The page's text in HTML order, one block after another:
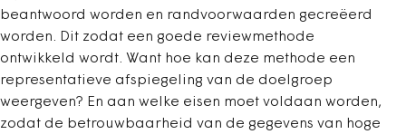
beantwoord worden en randvoorwaarden gecreëerd
worden. Dit zodat een goede reviewmethode
ontwikkeld wordt. Want hoe kan deze methode een
representatieve afspiegeling van de doelgroep
weergeven? En aan welke eisen moet voldaan worden,
zodat de betrouwbaarheid van de gegevens van hoge